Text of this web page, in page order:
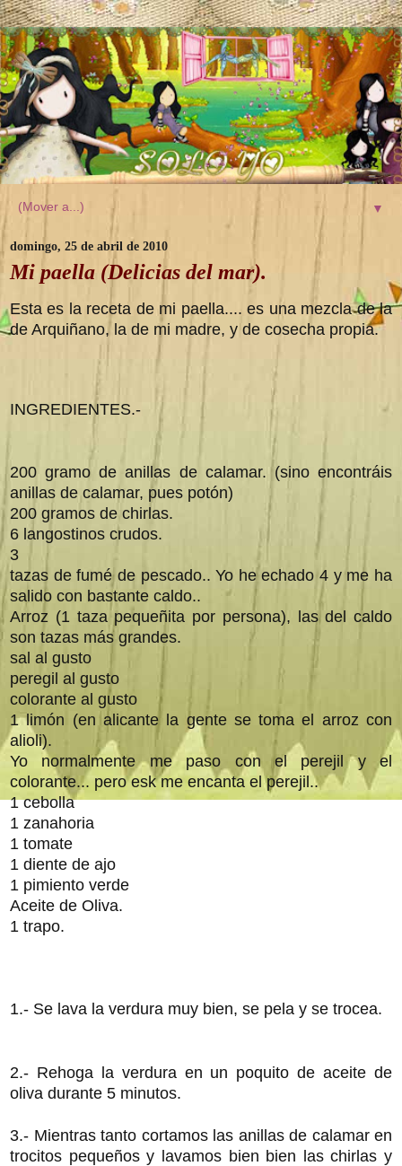
▼
domingo, 25 de abril de 2010
Mi paella (Delicias del mar).
Esta es la receta de mi paella.... es una mezcla de la
de Arquiñano, la de mi madre, y de cosecha propia.
INGREDIENTES.-
200 gramo de anillas de calamar. (sino encontráis
anillas de calamar, pues potón)
200 gramos de chirlas.
6 langostinos crudos.
3
tazas de fumé de pescado.. Yo he echado 4 y me ha
salido con bastante caldo..
Arroz (1 taza pequeñita por persona), las del caldo
son tazas más grandes.
sal al gusto
peregil al gusto
colorante al gusto
1 limón (en alicante la gente se toma el arroz con
alioli).
Yo normalmente me paso con el perejil y el
colorante... pero esk me encanta el perejil..
1 cebolla
1 zanahoria
1 tomate
1 diente de ajo
1 pimiento verde
Aceite de Oliva.
1 trapo.
1.- Se lava la verdura muy bien, se pela y se trocea.
2.- Rehoga la verdura en un poquito de aceite de
oliva durante 5 minutos.
3.- Mientras tanto cortamos las anillas de calamar en
trocitos pequeños y lavamos bien bien las chirlas y